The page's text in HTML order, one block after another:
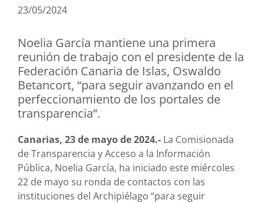
23/05/2024
Noelia García mantiene una primera
reunión de trabajo con el presidente de la
Federación Canaria de Islas, Oswaldo
Betancort, “para seguir avanzando en el
perfeccionamiento de los portales de
transparencia”.
Canarias, 23 de mayo de 2024.- La Comisionada
de Transparencia y Acceso a la Información
Pública, Noelia García, ha iniciado este miércoles
22 de mayo su ronda de contactos con las
instituciones del Archipiélago “para seguir